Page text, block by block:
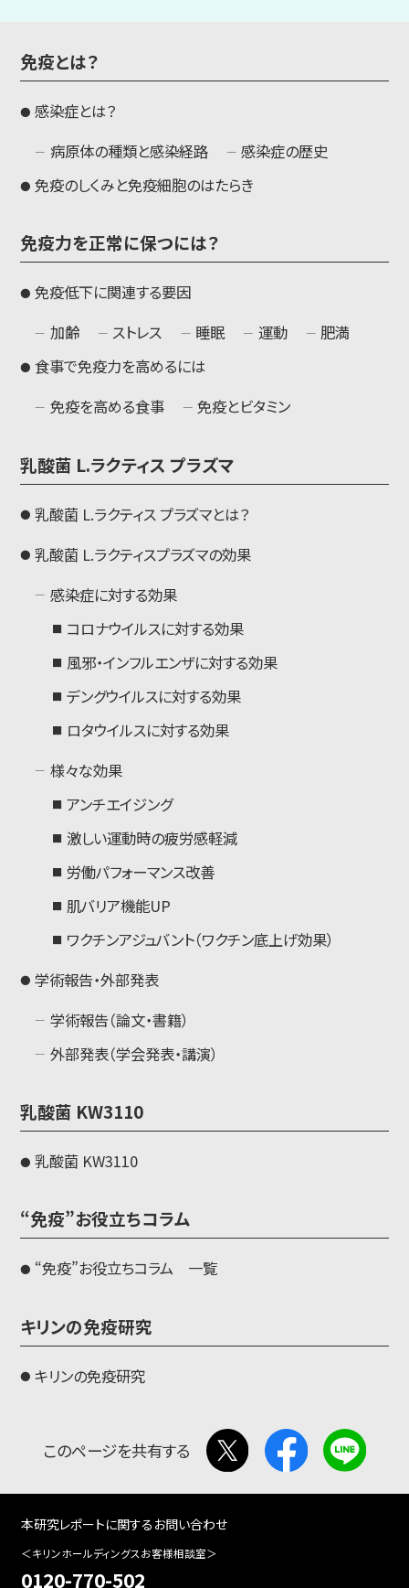
免疫とは？
感染症とは？
病原体の種類と感染経路
感染症の歴史
免疫のしくみと免疫細胞のはたらき
免疫力を正常に保つには？
免疫低下に関連する要因
加齢
ストレス 睡眠 運動
肥満
食事で免疫力を高めるには
免疫を高める食事
免疫とビタミン
乳酸菌 L.ラクティス プラズマ
乳酸菌 L.ラクティス プラズマとは？
乳酸菌 L.ラクティスプラズマの効果
感染症に対する効果
コロナウイルスに対する効果
風邪・インフルエンザに対する効果
デングウイルスに対する効果
ロタウイルスに対する効果
様々な効果
アンチエイジング
激しい運動時の疲労感軽減
労働パフォーマンス改善
肌バリア機能UP
ワクチンアジュバント（ワクチン底上げ効果）
学術報告・外部発表
学術報告（論文・書籍）
外部発表（学会発表・講演）
乳酸菌 KW3110
乳酸菌 KW3110
“免疫”お役立ちコラム
“免疫”お役立ちコラム 一覧
キリンの免疫研究
キリンの免疫研究
このページを共有する
本研究レポートに関するお問い合わせ
＜キリンホールディングスお客様相談室＞
0120-770-502